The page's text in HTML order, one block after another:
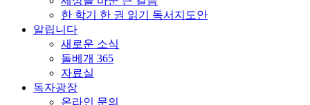
한 학기 한 권 읽기 독서지도안
알립니다
새로운 소식
돌베개 365
자료실
독자광장
온라인 문의